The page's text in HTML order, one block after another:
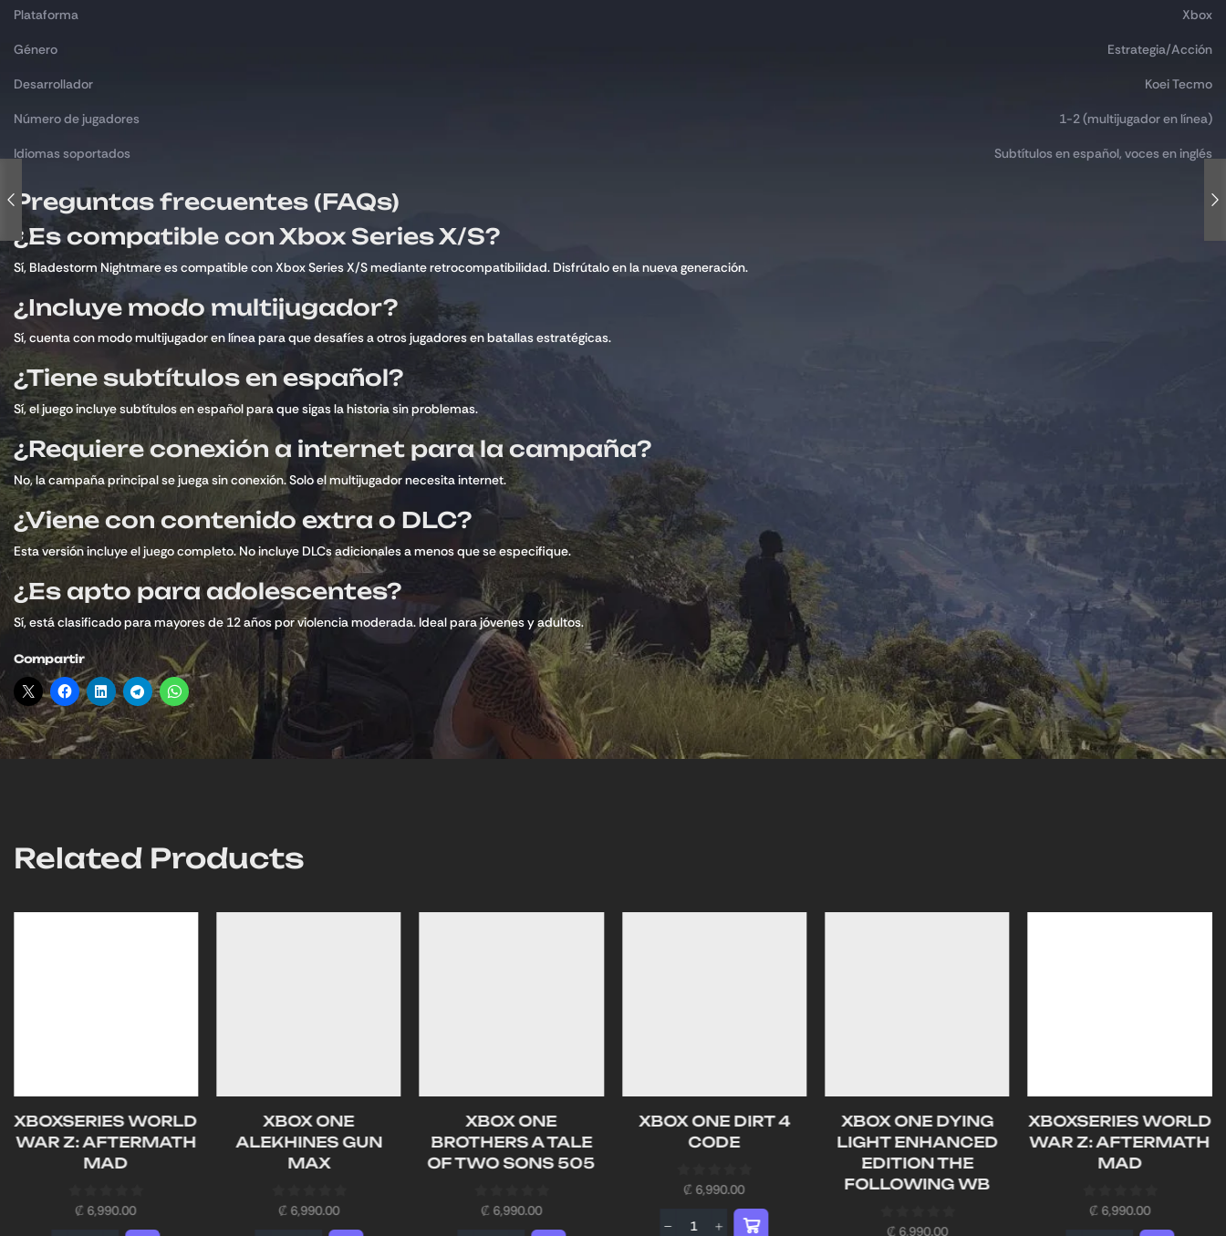
Plataforma Xbox
Género Estrategia/Acción
Desarrollador Koei Tecmo
Número de jugadores 1-2 (multijugador en línea)
Idiomas soportados Subtítulos en español, voces en inglés
Preguntas frecuentes (FAQs)
¿Es compatible con Xbox Series X/S?
Sí, Bladestorm Nightmare es compatible con Xbox Series X/S mediante retrocompatibilidad. Disfrútalo en la nueva generación.
¿Incluye modo multijugador?
Sí, cuenta con modo multijugador en línea para que desafíes a otros jugadores en batallas estratégicas.
¿Tiene subtítulos en español?
Sí, el juego incluye subtítulos en español para que sigas la historia sin problemas.
¿Requiere conexión a internet para la campaña?
No, la campaña principal se juega sin conexión. Solo el multijugador necesita internet.
¿Viene con contenido extra o DLC?
Esta versión incluye el juego completo. No incluye DLCs adicionales a menos que se especifique.
¿Es apto para adolescentes?
Sí, está clasificado para mayores de 12 años por violencia moderada. Ideal para jóvenes y adultos.
Compartir
Related Products
XBOXSERIES WORLD
WAR Z: AFTERMATH
MAD
₡ 6,990.00
XBOX ONE
ALEKHINES GUN
MAX
₡6,990.00
XBOX ONE
BROTHERS A TALE
OF TWO SONS 505
₡ 6,990.00
XBOX ONE DIRT 4
CODE
₡ 6,990.00
XBOX ONE DYING
LIGHT ENHANCED
EDITION THE
FOLLOWING WB
₡6,990.00
XBOXSERIES WORLD
WAR Z: AFTERMATH
MAD
₡ 6,990.00